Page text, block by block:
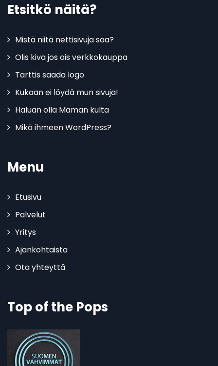
Etsitkö näitä?
Mistä niitä nettisivuja saa?
Olis kiva jos ois verkkokauppa
Tarttis saada logo
Kukaan ei löydä mun sivuja!
Haluan olla Maman kulta
Mikä ihmeen WordPress?
Menu
Etusivu
Palvelut
Yritys
Ajankohtaista
Ota yhteyttä
Top of the Pops